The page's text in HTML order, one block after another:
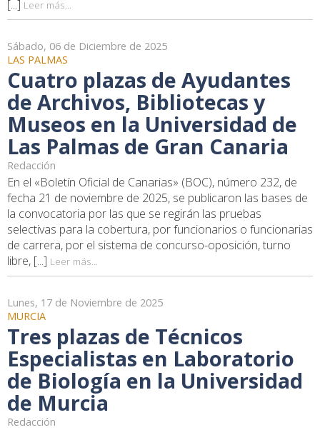
[...] Leer más...
Sábado, 06 de Diciembre de 2025
LAS PALMAS
Cuatro plazas de Ayudantes
de Archivos, Bibliotecas y
Museos en la Universidad de
Las Palmas de Gran Canaria
Redacción
En el «Boletín Oficial de Canarias» (BOC), número 232, de
fecha 21 de noviembre de 2025, se publicaron las bases de
la convocatoria por las que se regirán las pruebas
selectivas para la cobertura, por funcionarios o funcionarias
de carrera, por el sistema de concurso-oposición, turno
libre, [...] Leer más...
Lunes, 17 de Noviembre de 2025
MURCIA
Tres plazas de Técnicos
Especialistas en Laboratorio
de Biología en la Universidad
de Murcia
Redacción